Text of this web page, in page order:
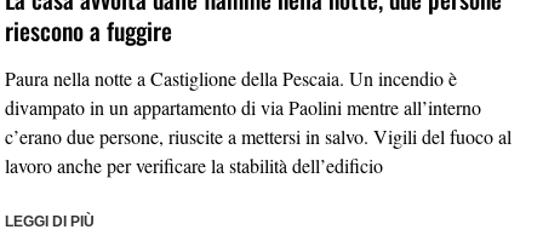
riescono a fuggire
Paura nella notte a Castiglione della Pescaia. Un incendio è
divampato in un appartamento di via Paolini mentre all’interno
c’erano due persone, riuscite a mettersi in salvo. Vigili del fuoco al
lavoro anche per verificare la stabilità dell’edificio
LEGGI DI PIÙ